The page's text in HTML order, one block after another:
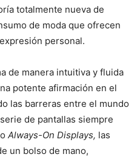
totalmente nueva de
de moda que ofrecen
personal.
de manera intuitiva y fluida
potente afirmación en el
las barreras entre el mundo
de pantallas siempre
Always-On Displays, las
un bolso de mano,